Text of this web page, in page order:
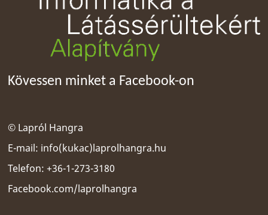
Kövessen minket a Facebook-on
© Lapról Hangra
E-mail: info(kukac)laprolhangra.hu
Telefon: +36-1-273-3180
Facebook.com/laprolhangra